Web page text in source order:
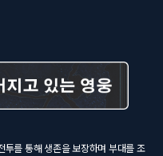
를 통해 생존을 보장하며 부대를 조